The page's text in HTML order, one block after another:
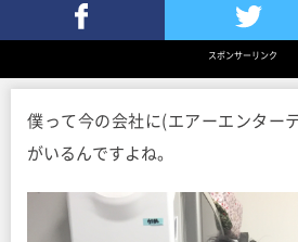
Twitterでツイート
スポンサーリンク
僕って今の会社に(エアーエンター
がいるんですよね。